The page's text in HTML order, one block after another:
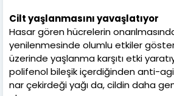
Cilt yaşlanmasını yavaşlatıyor
Hasar gören hücrelerin
yenilenmesinde olumlu etkiler
üzerinde yaşlanma karşıtı etki
polifenol bileşik içerdiğinden anti-
nar çekirdeği yağı da, cildin daha